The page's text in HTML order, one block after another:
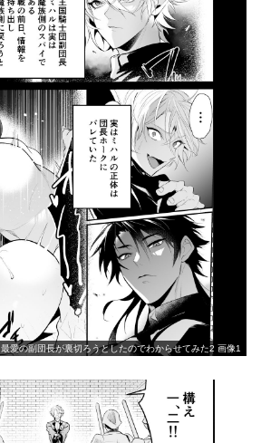
最愛の副団長が裏切ろうとしたのでわからせてみた2 画像1